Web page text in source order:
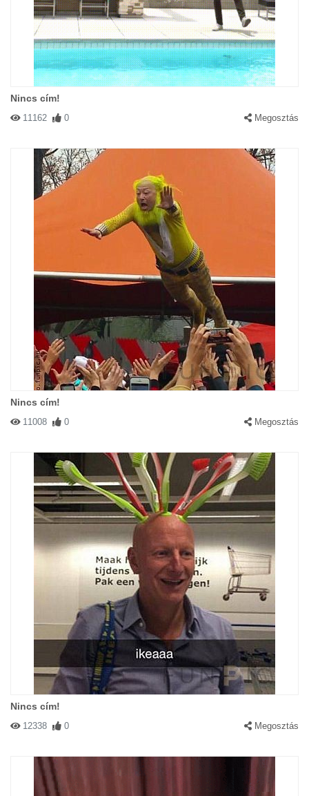
Nincs cím!
11162 0 Megosztás
Nincs cím!
11008 0 Megosztás
Nincs cím!
12338 0 Megosztás